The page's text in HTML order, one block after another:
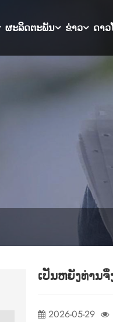
ຜະລິດຕະພັນ ຂ່າວ ດາ
ເປັນຫຍັງທ່ານ
2026-05-29